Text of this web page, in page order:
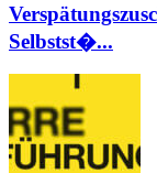
Selbstst�...